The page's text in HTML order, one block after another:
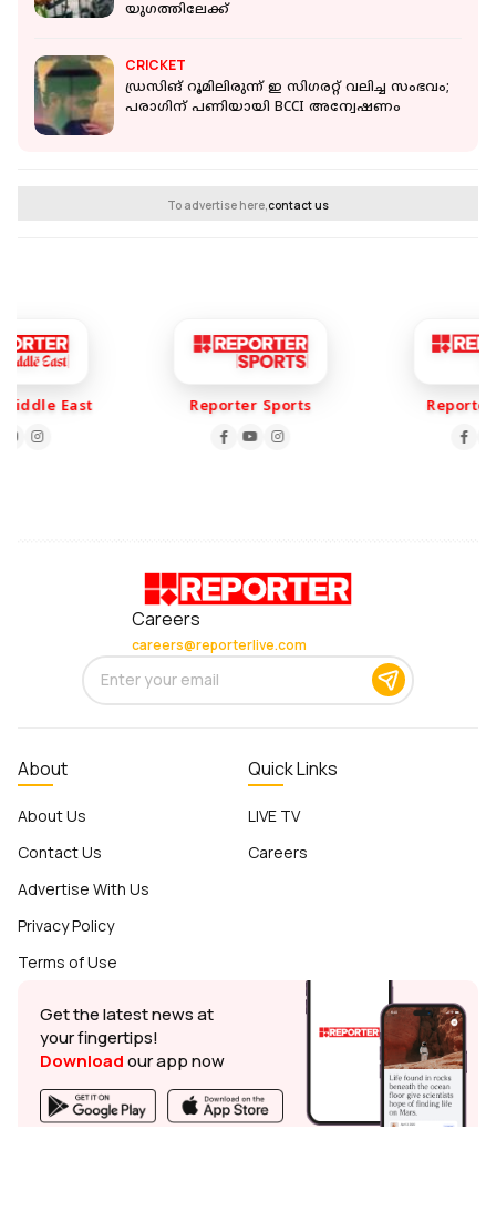
യുഗത്തിലേക്ക്
CRICKET
ഡ്രസിങ് റൂമിലിരുന്ന് ഇ സിഗരറ്റ് വലിച്ച സംഭവം;
പരാഗിന് പണിയായി BCCI അന്വേഷണം
To advertise here,contact us
East Reporter Sports Reporter
Careers
careers@reporterlive.com
About
About Us
Contact Us
Advertise With Us
Privacy Policy
Terms of Use
Quick Links
LIVE TV
Careers
Get the latest news at
your fingertips!
Downloadour app now